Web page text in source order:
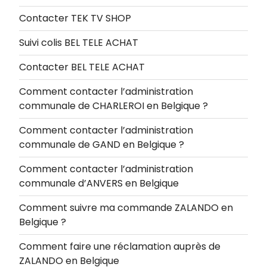
Contacter TEK TV SHOP
Suivi colis BEL TELE ACHAT
Contacter BEL TELE ACHAT
Comment contacter l’administration
communale de CHARLEROI en Belgique ?
Comment contacter l’administration
communale de GAND en Belgique ?
Comment contacter l’administration
communale d’ANVERS en Belgique
Comment suivre ma commande ZALANDO en
Belgique ?
Comment faire une réclamation auprès de
ZALANDO en Belgique